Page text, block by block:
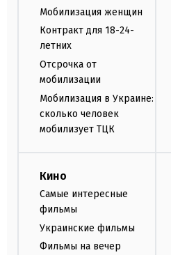
Мобилизация женщин
Контракт для 18-24-
летних
Отсрочка от
мобилизации
Мобилизация в Украине:
сколько человек
мобилизует ТЦК
Кино
Самые интересные
фильмы
Украинские фильмы
Фильмы на вечер